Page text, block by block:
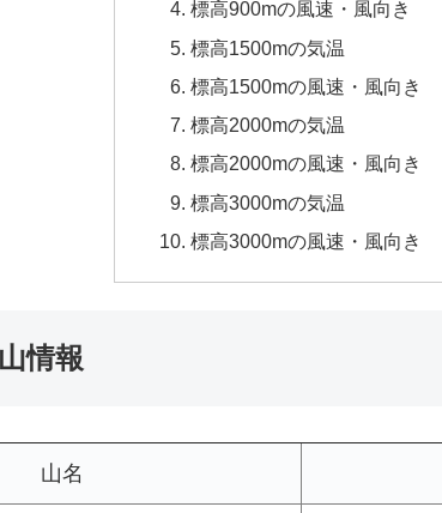
標高900mの風速・風向き
標高1500mの気温
標高1500mの風速・風向き
標高2000mの気温
標高2000mの風速・風向き
標高3000mの気温
標高3000mの風速・風向き
情報
山名